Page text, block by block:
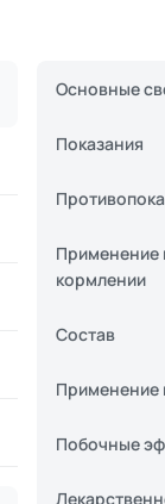
Основные
Показания
Применение
кормлении
Состав
Применение
Побочные